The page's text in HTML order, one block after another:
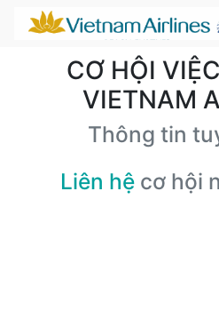
CƠ HỘI
VIETNAM
Thông tin
Liên hệ cơ hội